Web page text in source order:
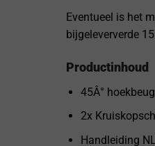
Eventueel is het
bijgeleververde
Productinhoud
45Â°
2x
Handleiding NL